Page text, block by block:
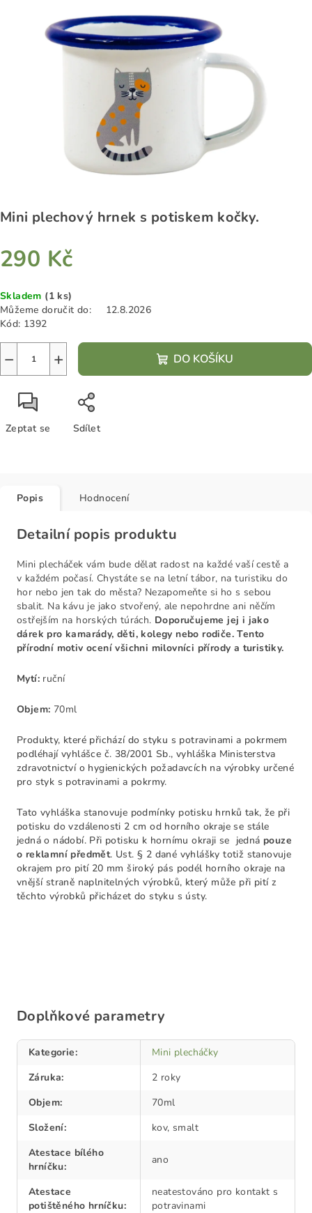
Mini plechový hrnek s potiskem kočky.
290 Kč
cena:
Skladem (1 ks)
Můžeme doručit do:
12.8.2026
Kód: 1392
+
− DO KOŠÍKU
Zeptat se Sdílet
hvězdiček.
Popis Hodnocení
Detailní popis produktu
Mini plecháček vám bude dělat radost na každé vaší cestě a
v každém počasí. Chystáte se na letní tábor, na turistiku do
hor nebo jen tak do města? Nezapomeňte si ho s sebou
sbalit. Na kávu je jako stvořený, ale nepohrdne ani něčím
ostřejším na horských túrách. Doporučujeme jej i jako
dárek pro kamarády, děti, kolegy nebo rodiče. Tento
přírodní motiv ocení všichni milovníci přírody a turistiky.
Mytí: ruční
Objem: 70ml
Produkty, které přichází do styku s potravinami a pokrmem
podléhají vyhlášce č. 38/2001 Sb., vyhláška Ministerstva
zdravotnictví o hygienických požadavcích na výrobky určené
pro styk s potravinami a pokrmy.
Tato vyhláška stanovuje podmínky potisku hrnků tak, že při
potisku do vzdálenosti 2 cm od horního okraje se stále
jedná o nádobí. Při potisku k hornímu okraji se jedná pouze
o reklamní předmět. Ust. § 2 dané vyhlášky totiž stanovuje
okrajem pro pití 20 mm široký pás podél horního okraje na
vnější straně naplnitelných výrobků, který může při pití z
těchto výrobků přicházet do styku s ústy.
Doplňkové parametry
Kategorie:
Mini plecháčky
Záruka:
2 roky
Objem:
70ml
Složení:
kov, smalt
Atestace bílého
hrníčku:
ano
Atestace
potištěného hrníčku:
neatestováno pro kontakt s
potravinami